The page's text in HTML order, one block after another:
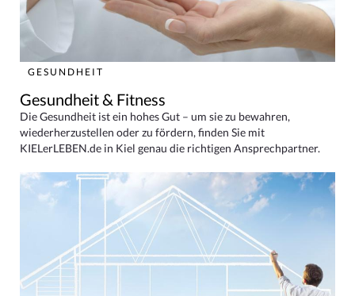
GESUNDHEIT
Gesundheit & Fitness
Die Gesundheit ist ein hohes Gut – um sie zu bewahren,
wiederherzustellen oder zu fördern, finden Sie mit
KIELerLEBEN.de in Kiel genau die richtigen Ansprechpartner.